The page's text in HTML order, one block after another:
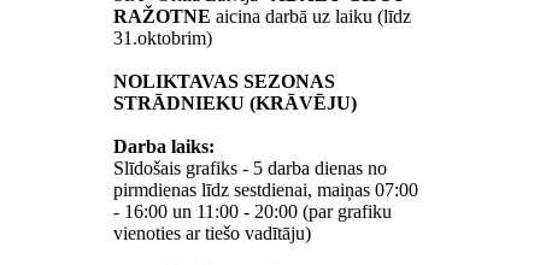
RAŽOTNE aicina darbā uz laiku (līdz
31.oktobrim)
NOLIKTAVAS SEZONAS
STRĀDNIEKU (KRĀVĒJU)
Darba laiks:
Slīdošais grafiks - 5 darba dienas no
pirmdienas līdz sestdienai, maiņas 07:00
- 16:00 un 11:00 - 20:00 (par grafiku
vienoties ar tiešo vadītāju)